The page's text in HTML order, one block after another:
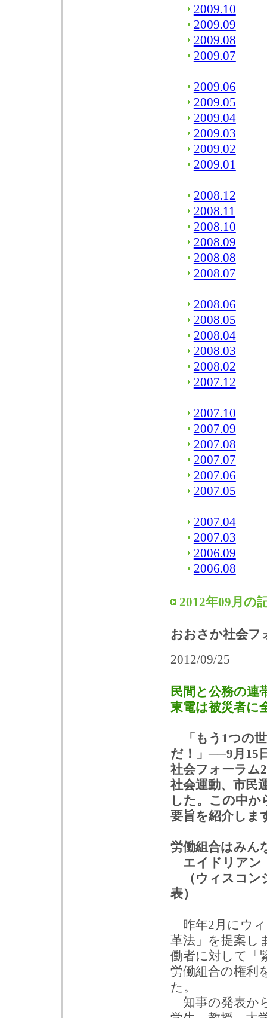
2009.10
2009.09
2009.08
2009.07
2009.06
2009.05
2009.04
2009.03
2009.02
2009.01
2008.12
2008.11
2008.10
2008.09
2008.08
2008.07
2008.06
2008.05
2008.04
2008.03
2008.02
2007.12
2007.10
2007.09
2007.08
2007.07
2007.06
2007.05
2007.04
2007.03
2006.09
2006.08
2012年09月の
おおさか社会フ
2012/09/25
民間と公務の
東電は被災者に
「もう1つの
だ！」──9月15
社会フォーラム
社会運動、市民
した。この中か
要旨を紹介しま
労働組合はみん
エイドリアン
（ウィスコン
表）
昨年2月にウ
革法」を提案し
働者に対して「
労働組合の権利
た。
知事の発表か